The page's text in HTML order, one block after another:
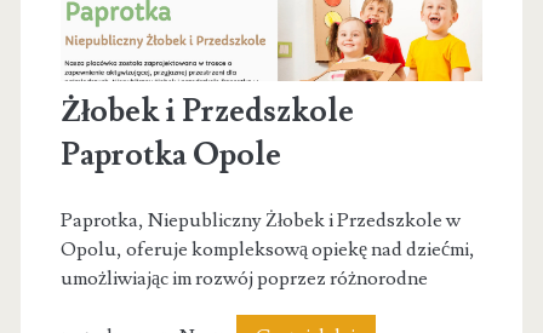
Żłobek i Przedszkole
Paprotka Opole
Paprotka, Niepubliczny Żłobek i Przedszkole w
Opolu, oferuje kompleksową opiekę nad dziećmi,
umożliwiając im rozwój poprzez różnorodne